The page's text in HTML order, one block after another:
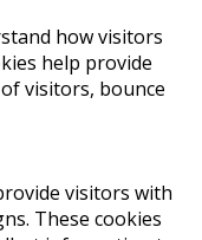
how visitors
help provide
visitors, bounce
visitors with
These cookies